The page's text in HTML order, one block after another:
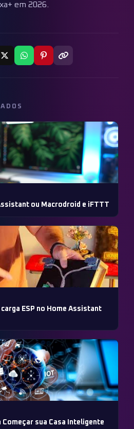
em 2026.
ou Macrodroid e iFTTT
ESP no Home Assistant
Começar sua Casa Inteligente